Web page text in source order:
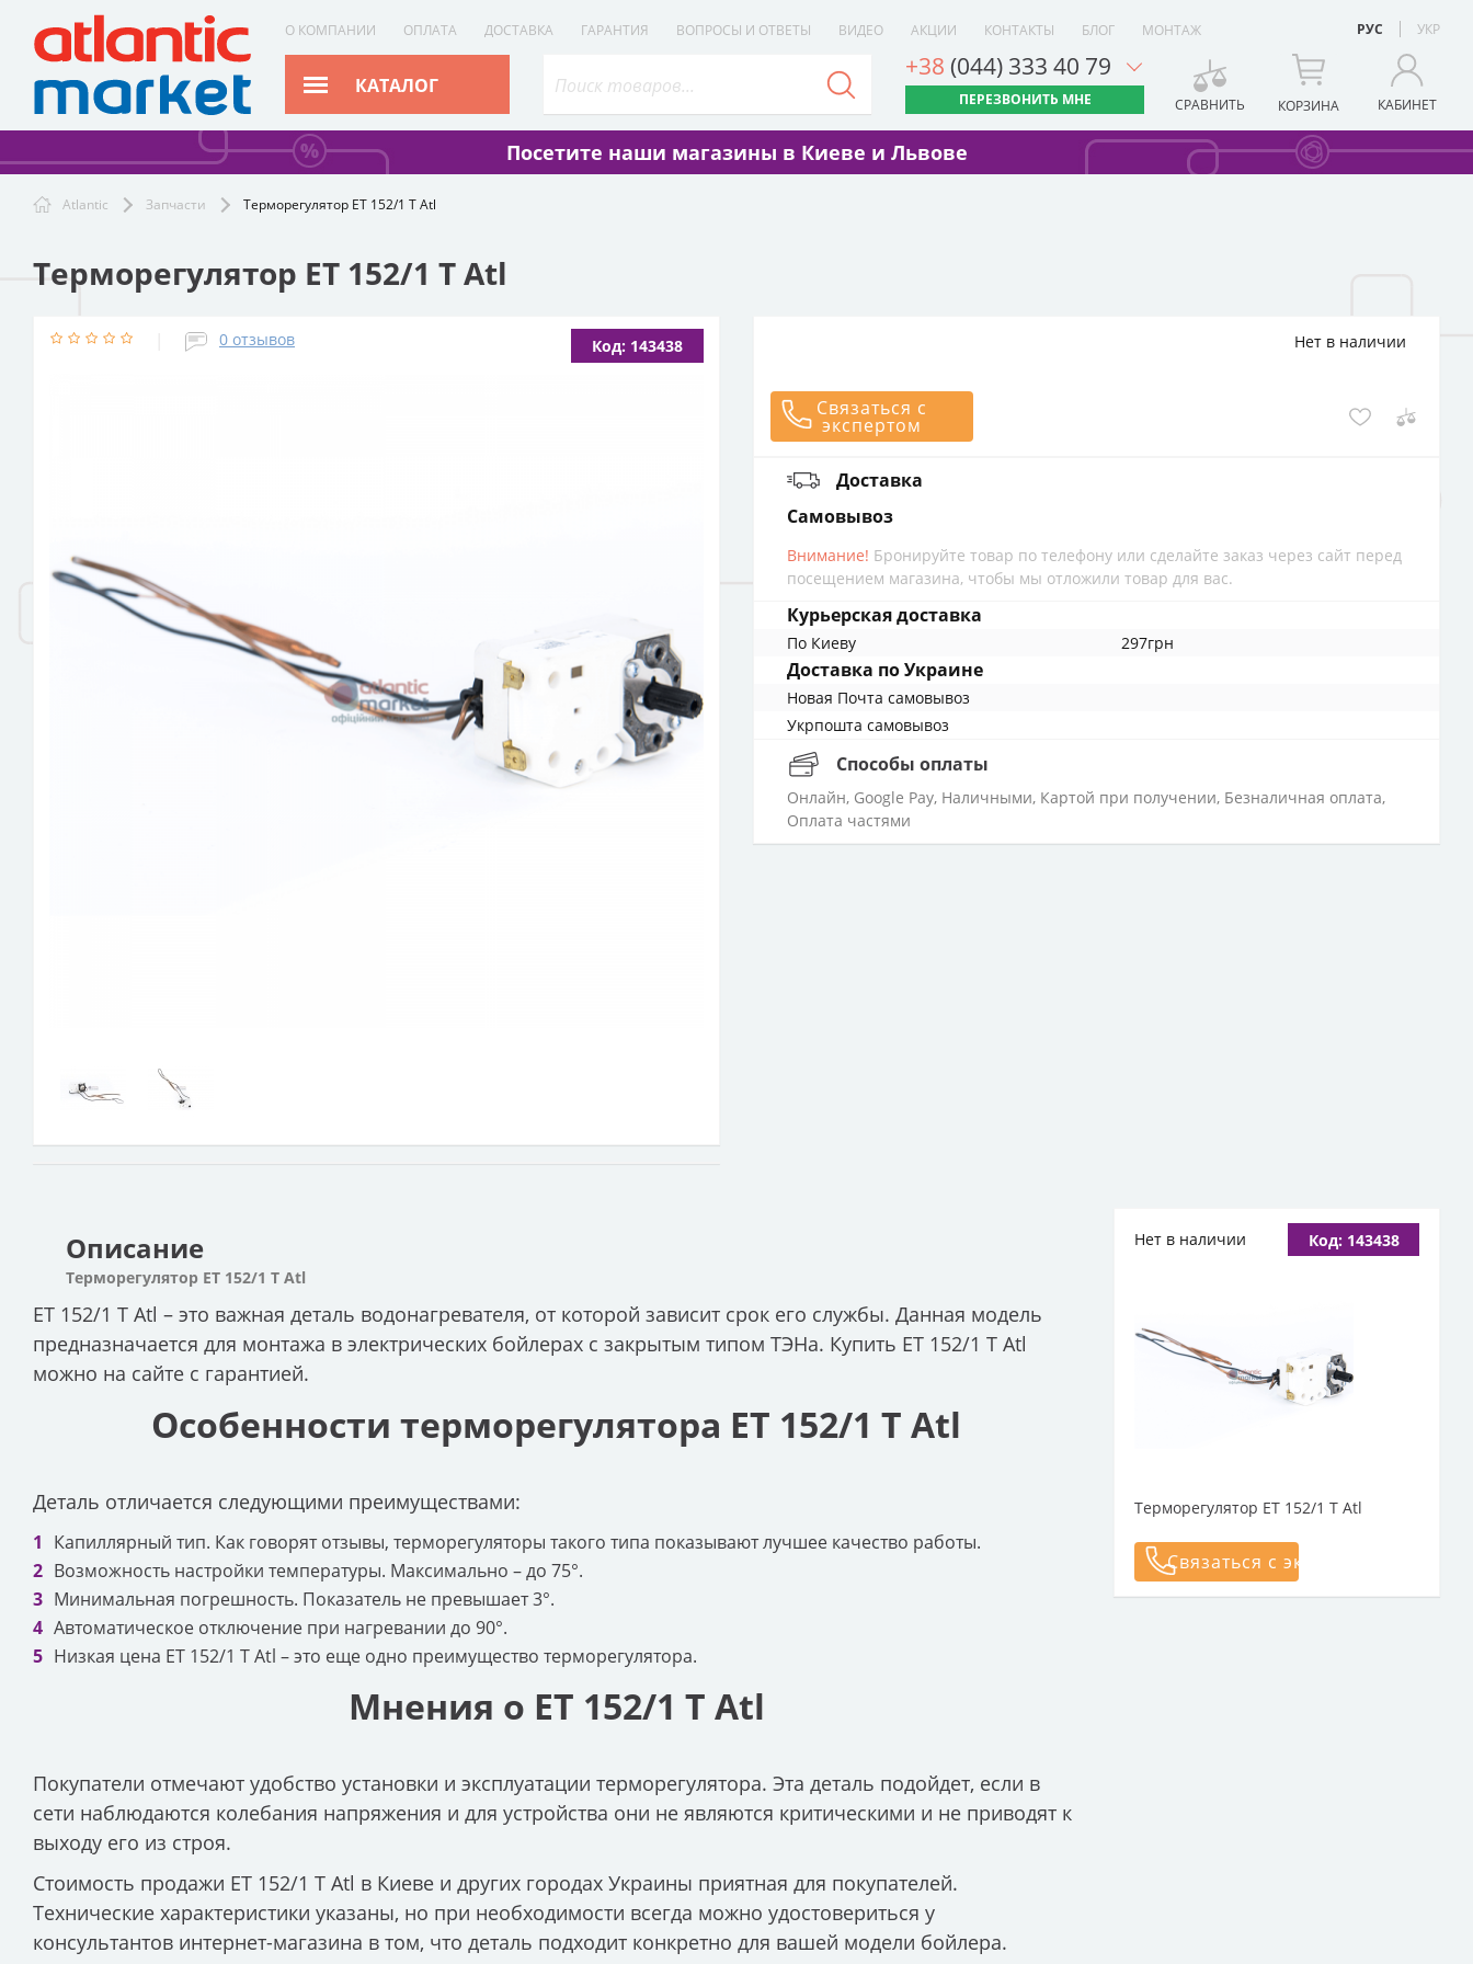
О КОМПАНИИ ОПЛАТА ДОСТАВКА ГАРАНТИЯ ВОПРОСЫ И ОТВЕТЫ ВИДЕО АКЦИИ КОНТАКТЫ БЛОГ МОНТАЖ РУС УКР
КАТАЛОГ
+38 (044) 333 40 79
ПЕРЕЗВОНИТЬ МНЕ СРАВНИТЬ КОРЗИНА КАБИНЕТ
Посетите наши магазины в Киеве и Львове
Atlantic Запчасти Терморегулятор ET 152/1 T Atl
Терморегулятор ET 152/1 T Atl
0 отзывов Код: 143438 Нет в наличии
Связаться с
экспертом
Доставка
cамовывоз
Внимание! Бронируйте товар по телефону или сделайте заказ через сайт перед
посещением магазина, чтобы мы отложили товар для вас.
Курьерская доставка
По Киеву 297грн
Доставка по Украине
Новая Почта cамовывоз
Укрпошта cамовывоз
Способы оплаты
Онлайн, Google Pay, Наличными, Картой при получении, Безналичная оплата,
Оплата частями
Описание
Терморегулятор ET 152/1 T Atl
ET 152/1 T Atl – это важная деталь водонагревателя, от которой зависит срок его службы. Данная модель
предназначается для монтажа в электрических бойлерах с закрытым типом ТЭНа. Купить ET 152/1 T Atl
можно на сайте с гарантией.
Особенности терморегулятора ET 152/1 T Atl
Деталь отличается следующими преимуществами:
Капиллярный тип. Как говорят отзывы, терморегуляторы такого типа показывают лучшее качество работы.
Возможность настройки температуры. Максимально – до 75°.
Минимальная погрешность. Показатель не превышает 3°.
Автоматическое отключение при нагревании до 90°.
Низкая цена ET 152/1 T Atl – это еще одно преимущество терморегулятора.
Мнения о ET 152/1 T Atl
Покупатели отмечают удобство установки и эксплуатации терморегулятора. Эта деталь подойдет, если в
сети наблюдаются колебания напряжения и для устройства они не являются критическими и не приводят к
выходу его из строя.
Стоимость продажи ET 152/1 T Atl в Киеве и других городах Украины приятная для покупателей.
Технические характеристики указаны, но при необходимости всегда можно удостовериться у
консультантов интернет-магазина в том, что деталь подходит конкретно для вашей модели бойлера.
Нет в наличии Код: 143438
Терморегулятор ET 152/1 T Atl
Связаться с экспертом